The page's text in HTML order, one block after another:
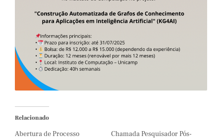
Relacionado
Abertura de Processo
Chamada Pesquisador Pós-